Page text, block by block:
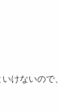
けないので